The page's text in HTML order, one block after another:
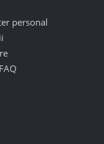
personal